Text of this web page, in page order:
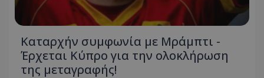
Καταρχήν συμφωνία με Μράμπτι -
Έρχεται Κύπρο για την ολοκλήρωση
της μεταγραφής!